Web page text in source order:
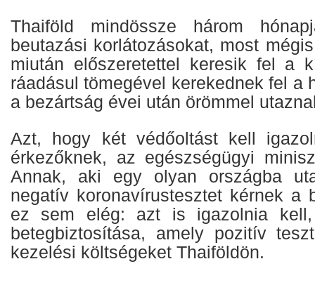
Thaiföld mindössze három
beutazási korlátozásokat, most
miután előszeretettel keresik fel a
ráadásul tömegével kerekednek fel a
a bezártság évei után örömmel
Azt, hogy két védőoltást kell
érkezőknek, az egészségügyi
Annak, aki egy olyan országba
negatív koronavírustesztet kérnek a
ez sem elég: azt is igazolnia
betegbiztosítása, amely pozitív
kezelési költségeket Thaiföldön.